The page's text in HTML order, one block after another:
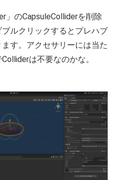
」のCapsuleColliderを削除
ルクリックするとプレハブ
す。アクセサリーには当た
は不要なのかな。